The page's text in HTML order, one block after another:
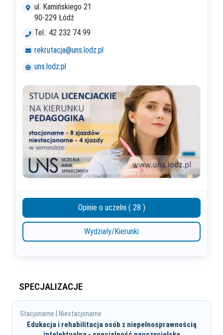
ul. Kamińskiego 21
90-229 Łódź
Tel.: 42 232 74 99
rekrutacja@uns.lodz.pl
uns.lodz.pl
Opinie o uczelni ( 28 )
Wydziały/Kierunki
SPECJALIZACJE
Stacjonarne | Niestacjonarne
Edukacja i rehabilitacja osób z niepełnosprawnością